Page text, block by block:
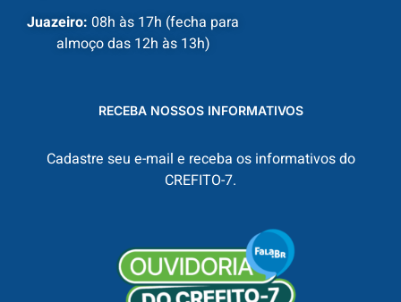
Juazeiro: 08h às 17h (fecha para
almoço das 12h às 13h)
RECEBA NOSSOS INFORMATIVOS
Cadastre seu e-mail e receba os informativos do
CREFITO-7.